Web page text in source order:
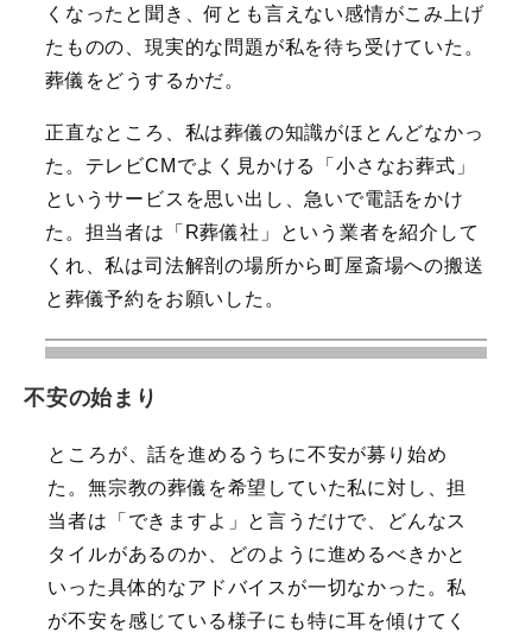
くなったと聞き、何とも言えない感情がこみ上げ
たものの、現実的な問題が私を待ち受けていた。
葬儀をどうするかだ。
正直なところ、私は葬儀の知識がほとんどなかっ
た。テレビCMでよく見かける「小さなお葬式」
というサービスを思い出し、急いで電話をかけ
た。担当者は「R葬儀社」という業者を紹介して
くれ、私は司法解剖の場所から町屋斎場への搬送
と葬儀予約をお願いした。
不安の始まり
ところが、話を進めるうちに不安が募り始め
た。無宗教の葬儀を希望していた私に対し、担
当者は「できますよ」と言うだけで、どんなス
タイルがあるのか、どのように進めるべきかと
いった具体的なアドバイスが一切なかった。私
が不安を感じている様子にも特に耳を傾けてく